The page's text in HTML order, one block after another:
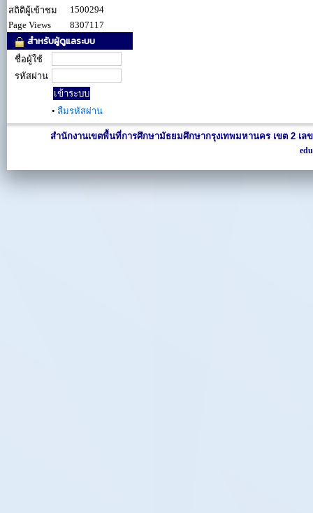
สถิติผู้เข้าชม
1500294
Page Views
8307117
สำหรับผู้ดูแลระบบ
ชื่อผู้ใช้
รหัสผ่าน
• ลืมรหัสผ่าน
สำนักงานเขตพื้นที่การศึกษามัธยมศึกษากรุงเทพมหานคร เขต 2 เล